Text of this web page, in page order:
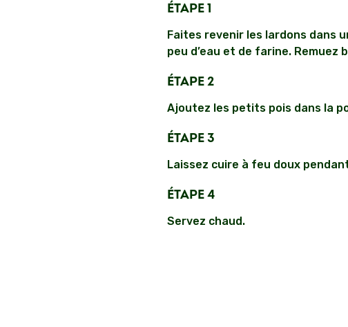
ÉTAPE 1
Faites revenir les lardons dans
peu d’eau et de farine. Remuez
ÉTAPE 2
Ajoutez les petits pois dans la
ÉTAPE 3
Laissez cuire à feu doux
ÉTAPE 4
Servez chaud.